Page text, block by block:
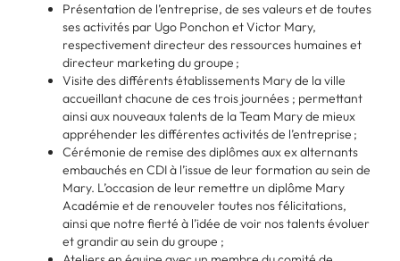
Présentation de l’entreprise, de ses valeurs et de toutes
ses activités par Ugo Ponchon et Victor Mary,
respectivement directeur des ressources humaines et
directeur marketing du groupe ;
Visite des différents établissements Mary de la ville
accueillant chacune de ces trois journées ; permettant
ainsi aux nouveaux talents de la Team Mary de mieux
appréhender les différentes activités de l’entreprise ;
Cérémonie de remise des diplômes aux ex alternants
embauchés en CDI à l’issue de leur formation au sein de
Mary. L’occasion de leur remettre un diplôme Mary
Académie et de renouveler toutes nos félicitations,
ainsi que notre fierté à l’idée de voir nos talents évoluer
et grandir au sein du groupe ;